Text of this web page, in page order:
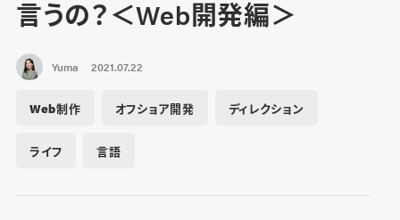
言うの？＜Web開発編＞
Yuma 2021.07.22
Web制作 オフショア開発 ディレクション
ライフ 言語